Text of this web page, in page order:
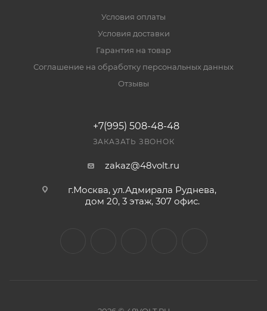
Условия оплаты
Условия доставки
Гарантия на товар
Соглашение на обработку персональных данных
Отзывы
+7(995) 508-48-48
ЗАКАЗАТЬ ЗВОНОК
zakaz@48volt.ru
г.Москва, ул.Адмирала Руднева,
дом 20, 3 этаж, 307 офис.